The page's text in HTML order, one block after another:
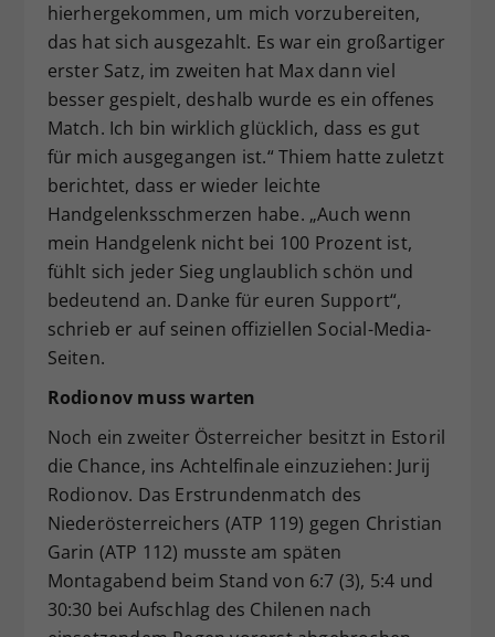
hierhergekommen, um mich vorzubereiten,
das hat sich ausgezahlt. Es war ein großartiger
erster Satz, im zweiten hat Max dann viel
besser gespielt, deshalb wurde es ein offenes
Match. Ich bin wirklich glücklich, dass es gut
für mich ausgegangen ist.“ Thiem hatte zuletzt
berichtet, dass er wieder leichte
Handgelenksschmerzen habe. „Auch wenn
mein Handgelenk nicht bei 100 Prozent ist,
fühlt sich jeder Sieg unglaublich schön und
bedeutend an. Danke für euren Support“,
schrieb er auf seinen offiziellen Social-Media-
Seiten.
Rodionov muss warten
Noch ein zweiter Österreicher besitzt in Estoril
die Chance, ins Achtelfinale einzuziehen: Jurij
Rodionov. Das Erstrundenmatch des
Niederösterreichers (ATP 119) gegen Christian
Garin (ATP 112) musste am späten
Montagabend beim Stand von 6:7 (3), 5:4 und
30:30 bei Aufschlag des Chilenen nach